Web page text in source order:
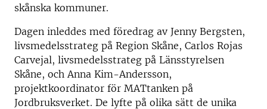
skånska kommuner.
Dagen inleddes med föredrag av Jenny Bergsten,
livsmedelsstrateg på Region Skåne, Carlos Rojas
Carvejal, livsmedelsstrateg på Länsstyrelsen
Skåne, och Anna Kim-Andersson,
projektkoordinator för MATtanken på
Jordbruksverket. De lyfte på olika sätt de unika